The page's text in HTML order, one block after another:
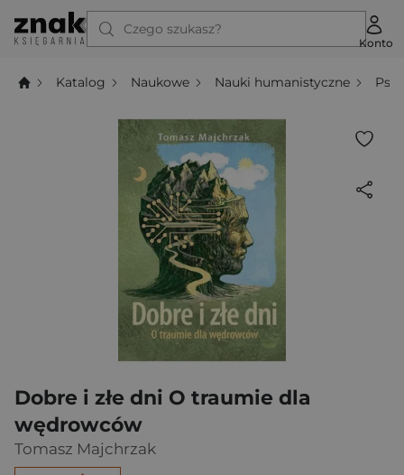
Czego szukasz?
Konto
Katalog Naukowe Nauki humanistyczne
Dobre i złe dni O traumie dla
wędrowców
Tomasz Majchrzak